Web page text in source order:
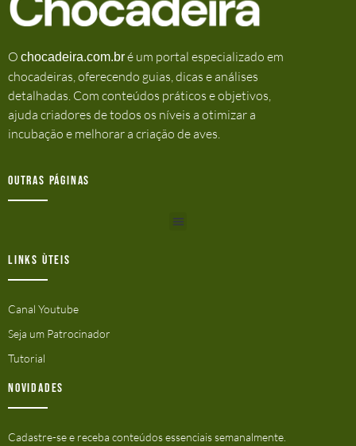
O chocadeira.com.bré um portal especializado em
chocadeiras, oferecendo guias, dicas e análises
detalhadas. Com conteúdos práticos e objetivos,
ajuda criadores de todos os níveis a otimizar a
incubação e melhorar a criação de aves.
Outras Páginas
Links ùteis
Canal Youtube
Seja um Patrocinador
Tutorial
Novidades
Cadastre-se e receba conteúdos essenciais semanalmente.